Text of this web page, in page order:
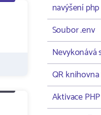
navýšení php
Soubor .env
Nevykonává
QR knihovna
Aktivace PHP